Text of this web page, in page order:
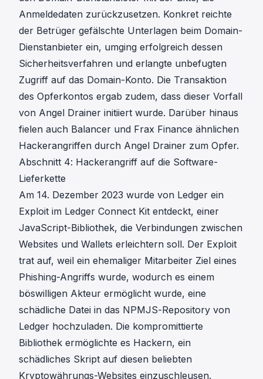
Anmeldedaten zurückzusetzen. Konkret reichte
der Betrüger gefälschte Unterlagen beim Domain-
Dienstanbieter ein, umging erfolgreich dessen
Sicherheitsverfahren und erlangte unbefugten
Zugriff auf das Domain-Konto. Die Transaktion
des Opferkontos ergab zudem, dass dieser Vorfall
von Angel Drainer initiiert wurde. Darüber hinaus
fielen auch Balancer und Frax Finance ähnlichen
Hackerangriffen durch Angel Drainer zum Opfer.
Abschnitt 4: Hackerangriff auf die Software-
Lieferkette
Am 14. Dezember 2023 wurde von Ledger ein
Exploit im Ledger Connect Kit entdeckt, einer
JavaScript-Bibliothek, die Verbindungen zwischen
Websites und Wallets erleichtern soll. Der Exploit
trat auf, weil ein ehemaliger Mitarbeiter Ziel eines
Phishing-Angriffs wurde, wodurch es einem
böswilligen Akteur ermöglicht wurde, eine
schädliche Datei in das NPMJS-Repository von
Ledger hochzuladen. Die kompromittierte
Bibliothek ermöglichte es Hackern, ein
schädliches Skript auf diesen beliebten
Kryptowährungs-Websites einzuschleusen.